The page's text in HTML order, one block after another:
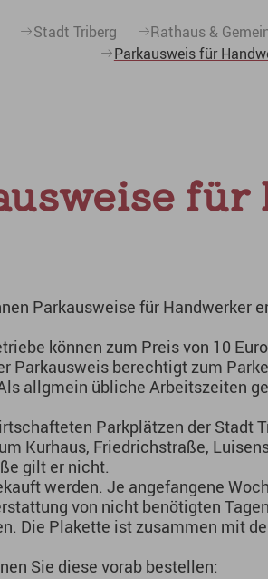
Stadt Triberg Rathaus &
Parkausweis für
für
Parkausweise für Handwerker
können zum Preis von 10
Parkausweis berechtigt zum
allgmein übliche Arbeitszeiten
Parkplätzen der Stadt
Kurhaus, Friedrichstraße,
gilt er nicht.
werden. Je angefangene
von nicht benötigten
Die Plakette ist zusammen mit
Sie diese vorab bestellen: